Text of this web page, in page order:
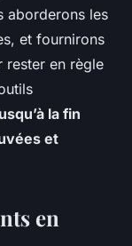
aborderons les
et fournirons
rester en règle
la fin
et
en